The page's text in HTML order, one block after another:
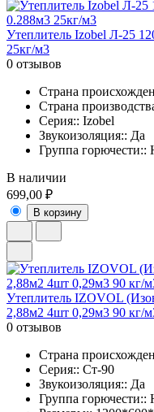
Утеплитель Izobel Л-25
25кг/м3
0 отзывов
Страна
Страна
Серия:: Izobel
Звукоизоляция:: Да
Группа горючести::
В наличии
699,00 ₽
В корзину
Утеплитель IZOVOL
2,88м2 4шт 0,29м3 90 кг/
0 отзывов
Страна
Серия:: Ст-90
Звукоизоляция:: Да
Группа горючести::